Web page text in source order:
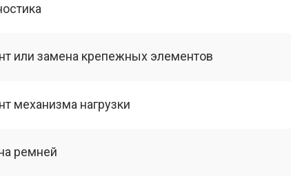
или замена крепежных элементов
механизма нагрузки
ремней